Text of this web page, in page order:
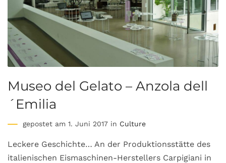
Museo del Gelato – Anzola dell
´Emilia
gepostet am 1. Juni 2017 in Culture
Leckere Geschichte… An der Produktionsstätte des
italienischen Eismaschinen-Herstellers Carpigiani in